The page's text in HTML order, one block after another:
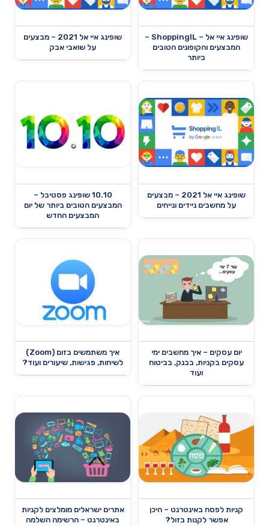
שופינג איי אל – ShoppingIL –
המבצעים והקופונים הטובים
ביותר
שופינג איי אל 2021 – מבצעים
על שואבי אבק
שופינג איי אל 2021 – מבצעים
על מחשבים ניידים ונייחים
10.10 שופינג פסטיבל –
המבצעים הטובים ביותר של יום
המבצעים החדש
יום עסקים – איך מחשבים ימי
עסקים בקניות, בבנק, בביטוח
ועוד
איך משתמשים בזום (Zoom)
לשיחות, פגישות, שיעורים ועוד?
קניות לפסח באינטרנט – היכן
אפשר לקנות בזול?
אתרים ישראלים מומלצים לקניות
באינטרנט – הרשימה השלמה